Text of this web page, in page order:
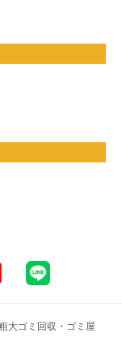
大ゴミ回収・ゴミ屋